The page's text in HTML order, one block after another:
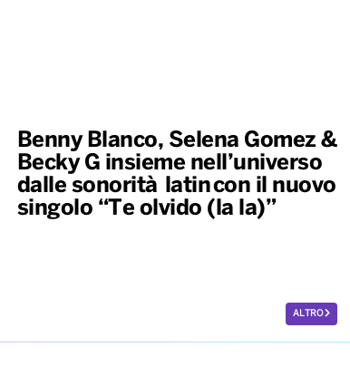
Benny Blanco, Selena Gomez &
Becky G insieme nell’universo
dalle sonorità latin con il nuovo
singolo “Te olvido (la la)”
ALTRO